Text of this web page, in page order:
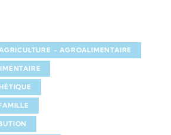
- AGROALIMENTAIRE